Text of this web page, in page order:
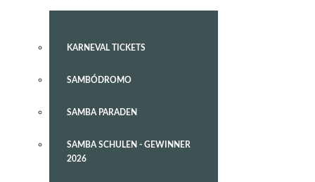
KARNEVAL TICKETS
SAMBÓDROMO
SAMBA PARADEN
SAMBA SCHULEN - GEWINNER
2026